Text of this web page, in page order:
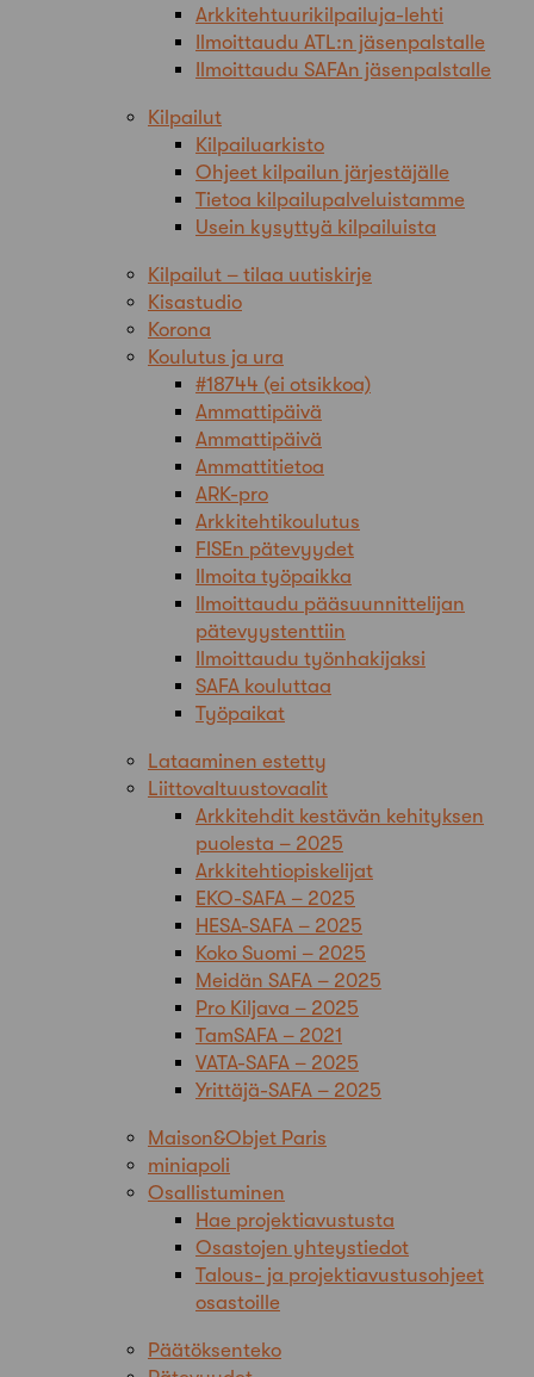
Arkkitehtuurikilpailuja-lehti
Ilmoittaudu ATL:n jäsenpalstalle
Ilmoittaudu SAFAn jäsenpalstalle
Kilpailut
Kilpailuarkisto
Ohjeet kilpailun järjestäjälle
Tietoa kilpailupalveluistamme
Usein kysyttyä kilpailuista
Kilpailut – tilaa uutiskirje
Kisastudio
Korona
Koulutus ja ura
#18744 (ei otsikkoa)
Ammattipäivä
Ammattipäivä
Ammattitietoa
ARK-pro
Arkkitehtikoulutus
FISEn pätevyydet
Ilmoita työpaikka
Ilmoittaudu pääsuunnittelijan
pätevyystenttiin
Ilmoittaudu työnhakijaksi
SAFA kouluttaa
Työpaikat
Lataaminen estetty
Liittovaltuustovaalit
Arkkitehdit kestävän kehityksen
puolesta – 2025
Arkkitehtiopiskelijat
EKO-SAFA – 2025
HESA-SAFA – 2025
Koko Suomi – 2025
Meidän SAFA – 2025
Pro Kiljava – 2025
TamSAFA – 2021
VATA-SAFA – 2025
Yrittäjä-SAFA – 2025
Maison&Objet Paris
miniapoli
Osallistuminen
Hae projektiavustusta
Osastojen yhteystiedot
Talous- ja projektiavustusohjeet
osastoille
Päätöksenteko